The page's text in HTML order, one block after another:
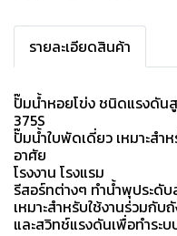
รายละเอียดสินค้า
ปั๊มน้ำหอยโข่ง ชนิดแรงดัน
375S
ปั๊มน้ำใบพัดเดี่ยว เหมาะสำ
อาศัย
โรงงาน โรงแรม
รีสอร์ทต่างๆ ทำน้ำพุประดับ
เหมาะสำหรับใช้งานร่วมกับ
และสวิทช์แรงดันเพื่อทำระ